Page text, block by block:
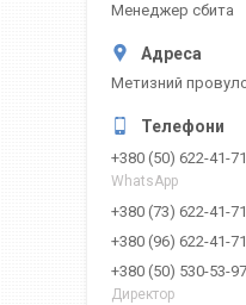
Менеджер сбита
Метизний
+380 (50) 622-41-71
WhatsApp
+380 (73) 622-41-71
+380 (96) 622-41-71
+380 (50) 530-53-97
Директор